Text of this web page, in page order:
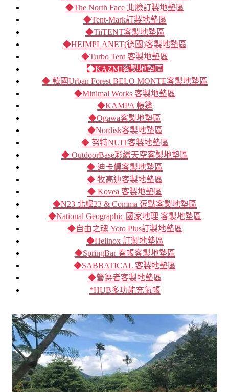
◆The North Face 北臉訂製地墊區
◆Tent-Mark訂製地墊區
◆TiiTENT客製地墊區
◆HEIMPLANET(德國)客製地墊區
◆Turbo Tent 客製地墊區
◆KAZMI客製地墊區
◆ 韓國Urban Forest BELO MONTE客製地墊區
◆Minimal Works 客製地墊區
◆KAMPA 帳篷
◆Ogawa客製地墊區
◆Nordisk客製地墊區
◆ 努特NUIT客製地墊區
◆ OutdoorBase彩繪天空客製地墊區
◆ 迪卡儂客製地墊區
◆ 牧高迪客製地墊區
◆ Kovea 客製地墊區
◆N23 北緯23 & Comma 逗點客製地墊區
◆National Geographic 國家地理 客製地墊區
◆自由之魂 Yoto Plus訂製地墊區
◆Helinox 訂製地墊區
◆SpringBar 春帳客製地墊區
◆SABBATICAL 客製地墊區
◆營舞者客製地墊區
*HUB多功能充氣帳